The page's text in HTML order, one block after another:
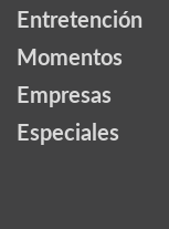
Entretención
Momentos
Empresas
Especiales